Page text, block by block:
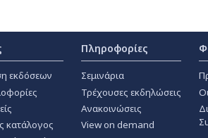
εκδόσεων
κατάλογος
Πληροφορίες
Σεμινάρια
Τρέχουσες εκδηλώσεις
Ανακοινώσεις
View on demand